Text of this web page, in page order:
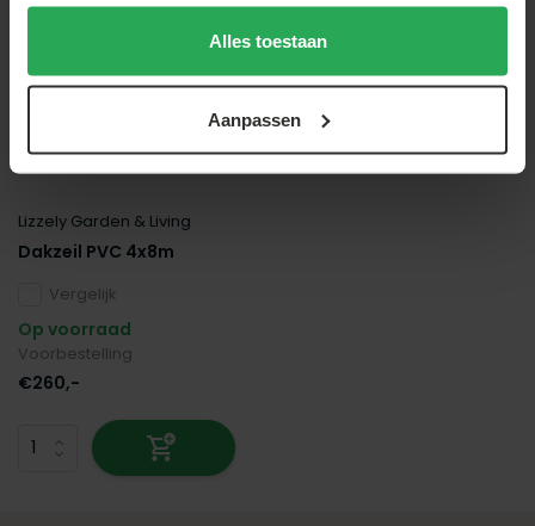
Alles toestaan
Aanpassen
Lizzely Garden & Living
Dakzeil PVC 4x8m
Vergelijk
Op voorraad
Voorbestelling
€260,-